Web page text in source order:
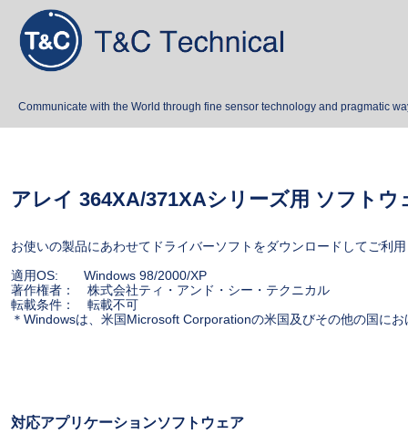
Communicate with the World through fine sensor technology and pragmatic
アレイ 364XA/371XAシリーズ用 ソフトウ
お使いの製品にあわせてドライバーソフトをダウンロードしてご利
適用OS: Windows 98/2000/XP
著作権者： 株式会社ティ・アンド・シー・テクニカル
転載条件： 転載不可
＊Windowsは、米国Microsoft Corporationの米国及びその他の国に
対応アプリケーションソフトウェア